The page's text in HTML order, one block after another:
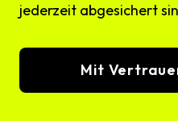
jederzeit abgesichert
Mit